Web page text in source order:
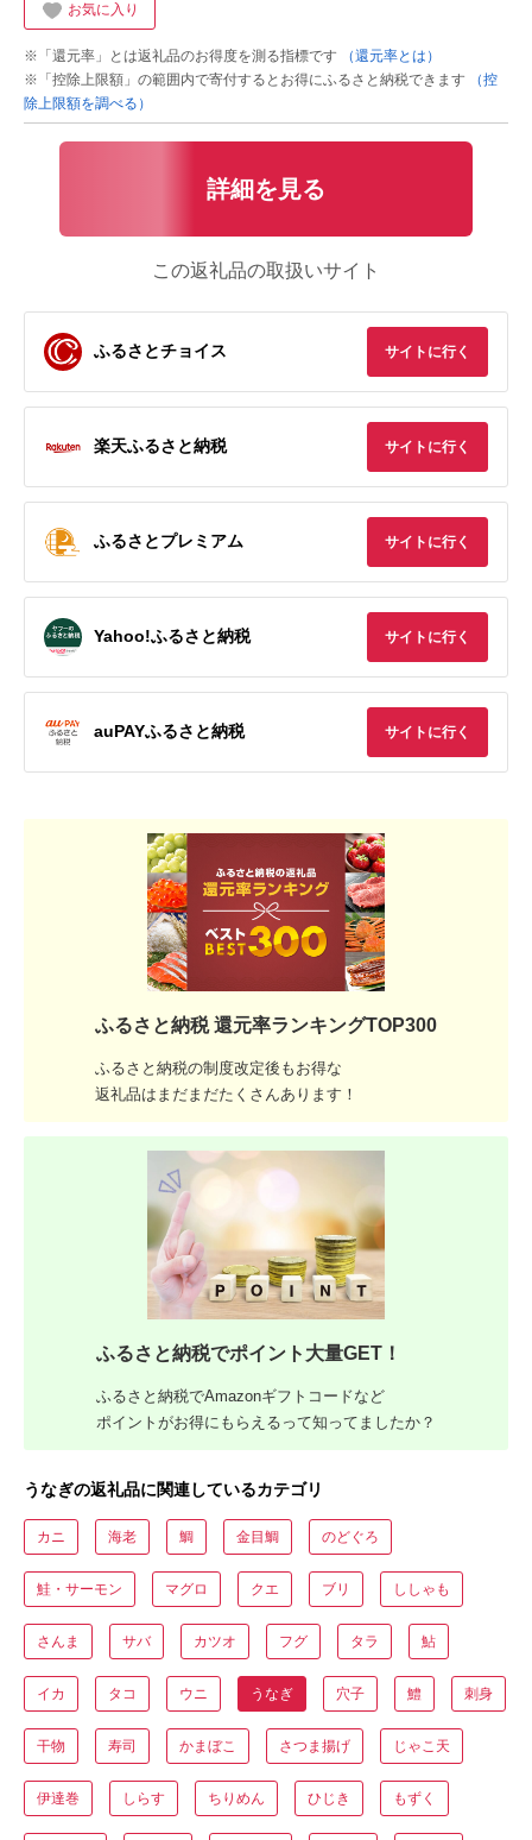
お気に入り
※「還元率」とは返礼品のお得度を測る指標です
（還元率とは）
※「控除上限額」の範囲内で寄付するとお得にふるさと納税できます
（控
除上限額を調べる）
詳細を見る
この返礼品の取扱いサイト
ふるさとチョイス サイトに行く
楽天ふるさと納税 サイトに行く
ふるさとプレミアム サイトに行く
Yahoo!ふるさと納税 サイトに行く
auPAYふるさと納税 サイトに行く
ふるさと納税 還元率ランキングTOP300
ふるさと納税の制度改定後もお得な
返礼品はまだまだたくさんあります！
ふるさと納税でポイント大量GET！
ふるさと納税でAmazonギフトコードなど
ポイントがお得にもらえるって知ってましたか？
うなぎの返礼品に関連しているカテゴリ
カニ 海老 鯛 金目鯛 のどぐろ
鮭・サーモン マグロ クエ ブリ ししゃも
さんま サバ カツオ フグ タラ 鮎
イカ タコ ウニ うなぎ 穴子 鱧 刺身
干物 寿司 かまぼこ さつま揚げ じゃこ天
伊達巻 しらす ちりめん ひじき もずく